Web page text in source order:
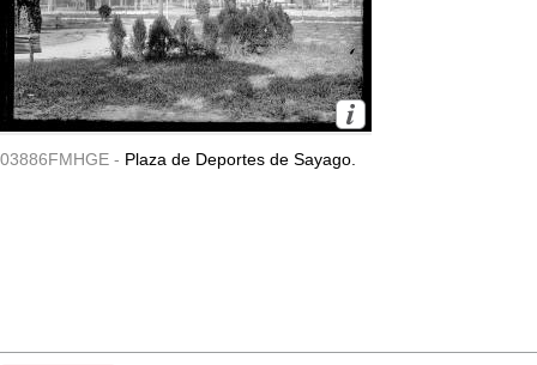
03886FMHGE - Plaza de Deportes de Sayago.